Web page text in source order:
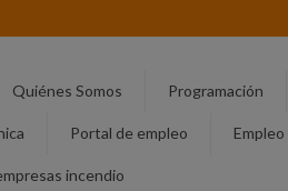
Quiénes Somos Programación
Portal de empleo
incendio